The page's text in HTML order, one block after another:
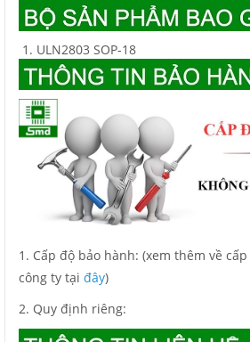
ULN2803 SOP-18
1. Cấp độ bảo hành: (xem thêm về
công ty tại đây)
2. Quy định riêng: